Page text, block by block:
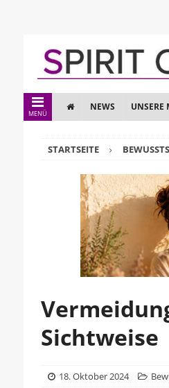
MENÜ
NEWS UNSERE
STARTSEITE
Sichtweise
18. Oktober 2024